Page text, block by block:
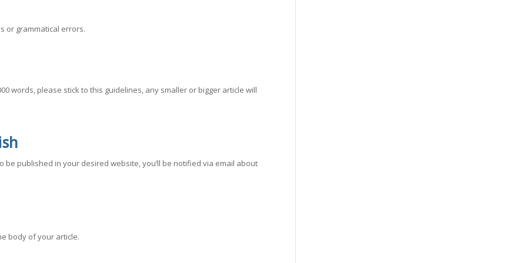
or grammatical errors.
words, please stick to this guidelines, any smaller or bigger article will
be published in your desired website, you’ll be notified via email about
body of your article.